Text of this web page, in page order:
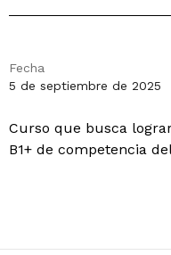
Fecha
5 de septiembre de 2025
Curso que busca
B1+ de competencia